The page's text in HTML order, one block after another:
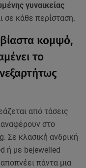
γυναικείας
σε κάθε περίσταση.
κομψό,
το
από τάσεις
στο
Σε κλασική ανδρική
ή με bejewelled
πάντα μια